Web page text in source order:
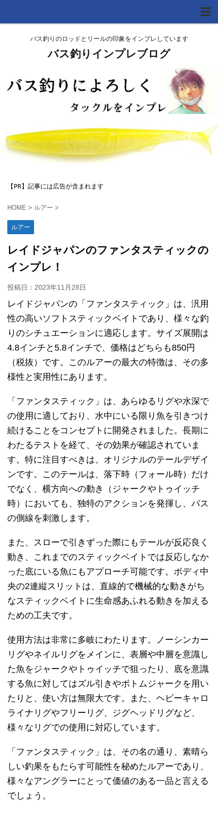
バス釣りのロッドとリールの印象をインプレしています
バス釣りインプレブログ
【PR】記事には広告が含まれます
HOME > ルアー >
ルアー
レイドジャパンのファンタスティックの
インプレ！
投稿日： 2023年11月28日
レイドジャパンの「ファンタスティック」は、汎用
性の高いソフトスティックベイトであり、様々な釣
りのシチュエーションに適応します。サイズ展開は
4.8インチと5.8インチで、価格はどちらも850円
（税抜）です。このルアーの最大の特徴は、その多
様性と実用性にあります。
「ファンタスティック」は、あらゆるリグや水深で
の使用に適しており、水中にいる限り魚を引きつけ
続けることをコンセプトに開発されました。長期に
わたるテストを経て、その効果が確認されていま
す。特に注目すべきは、オリジナルのテールデザイ
ンです。このテールは、落下時（フォール時）だけ
でなく、横方向への動き（ジャークやトゥイッチ
時）においても、独特のアクションを発揮し、バス
の側線を刺激します。
また、スローで引きずった際にもテールが反応良く
動き、これまでのスティックベイトでは反応しなか
った底にいる魚にもアプローチ可能です。ボディ中
央の2連縦スリットは、直線的で機械的な動きがち
なスティックベイトに生命感あふれる動きを加える
ための工夫です。
使用方法は非常に多岐にわたります。ノーシンカー
リグやネイルリグをメインに、表層や中層を意識し
た魚をジャークやトゥイッチで狙ったり、底を意識
する魚に対してはズル引きやボトムジャークを用い
たりと、使い方は無限大です。また、ヘビーキャロ
ライナリグやフリーリグ、ジグヘッドリグなど、
様々なリグでの使用に対応しています。
「ファンタスティック」は、その名の通り、素晴ら
しい釣果をもたらす可能性を秘めたルアーであり、
様々なアングラーにとって価値のある一品と言える
でしょう。